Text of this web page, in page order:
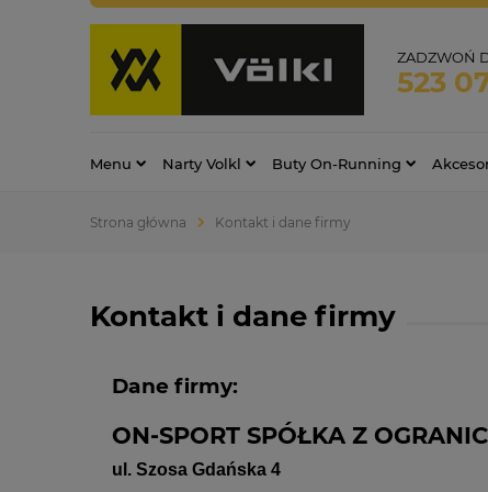
ZADZWOŃ
523
Menu Narty Volkl Buty On-Running
Strona główna Kontakt i dane firmy
Kontakt i dane firmy
Dane firmy:
ON-SPORT SPÓŁKA Z
ul. Szosa Gdańska 4